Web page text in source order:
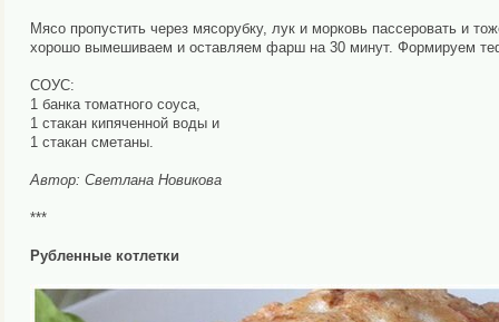
Мясо пропустить через мясорубку, лук и морковь пассеровать и
хорошо вымешиваем и оставляем фарш на 30 минут. Формируем
СОУС:
1 банка томатного соуса,
1 стакан кипяченной воды и
1 стакан сметаны.
Автор: Светлана Новикова
***
Рубленные котлетки